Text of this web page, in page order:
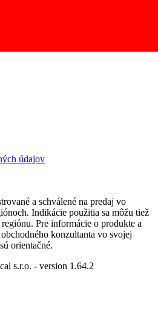
údajov
a schválené na predaj vo
Indikácie použitia sa môžu tiež
Pre informácie o produkte a
konzultanta vo svojej
orientačné.
s.r.o. - version 1.64.2